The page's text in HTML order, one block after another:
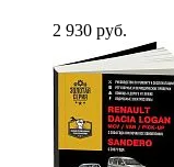
2 930 руб.